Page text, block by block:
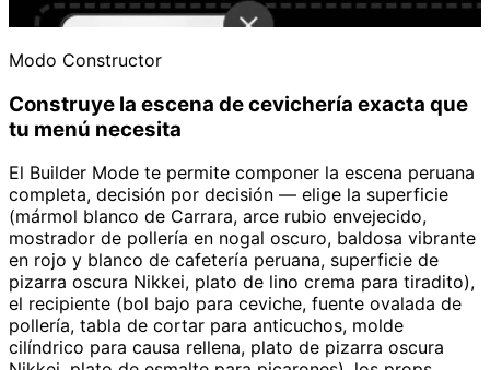
Modo Constructor
Construye la escena de cevichería exacta que
tu menú necesita
El Builder Mode te permite componer la escena peruana
completa, decisión por decisión — elige la superficie
(mármol blanco de Carrara, arce rubio envejecido,
mostrador de pollería en nogal oscuro, baldosa vibrante
en rojo y blanco de cafetería peruana, superficie de
pizarra oscura Nikkei, plato de lino crema para tiradito),
el recipiente (bol bajo para ceviche, fuente ovalada de
pollería, tabla de cortar para anticuchos, molde
cilíndrico para causa rellena, plato de pizarra oscura